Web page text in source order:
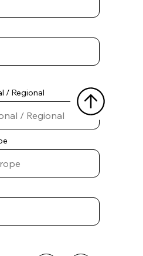
/ Regional